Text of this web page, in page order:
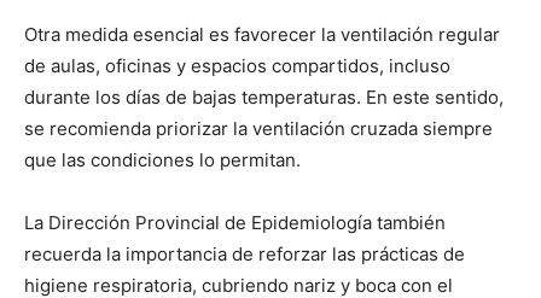
Otra medida esencial es favorecer la ventilación regular
de aulas, oficinas y espacios compartidos, incluso
durante los días de bajas temperaturas. En este sentido,
se recomienda priorizar la ventilación cruzada siempre
que las condiciones lo permitan.
La Dirección Provincial de Epidemiología también
recuerda la importancia de reforzar las prácticas de
higiene respiratoria, cubriendo nariz y boca con el